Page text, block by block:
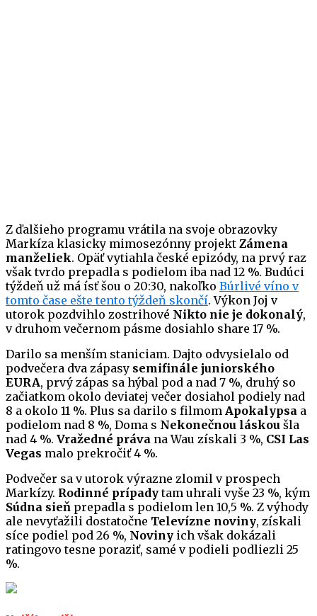
Z ďalšieho programu vrátila na svoje obrazovky
Markíza klasicky mimosezónny projekt Zámena
manželiek. Opäť vytiahla české epizódy, na prvý raz
však tvrdo prepadla s podielom iba nad 12 %. Budúci
týždeň už má ísť šou o 20:30, nakoľko Búrlivé víno v
tomto čase ešte tento týždeň skončí. Výkon Joj v
utorok pozdvihlo zostrihové Nikto nie je dokonalý,
v druhom večernom pásme dosiahlo share 17 %.
Darilo sa menším staniciam. Dajto odvysielalo od
podvečera dva zápasy semifinále juniorského
EURA, prvý zápas sa hýbal pod a nad 7 %, druhý so
začiatkom okolo deviatej večer dosiahol podiely nad
8 a okolo 11 %. Plus sa darilo s filmom Apokalypsa a
podielom nad 8 %, Doma s Nekonečnou láskou šla
nad 4 %. Vražedné práva na Wau získali 3 %, CSI Las
Vegas malo prekročiť 4 %.
Podvečer sa v utorok výrazne zlomil v prospech
Markízy. Rodinné prípadytam uhrali vyše 23 %, kým
Súdna sieň prepadla s podielom len 10,5 %. Z výhody
ale nevyťažili dostatočne Televízne noviny, získali
síce podiel pod 26 %, Noviny ich však dokázali
ratingovo tesne poraziť, samé v podieli podliezli 25
%.